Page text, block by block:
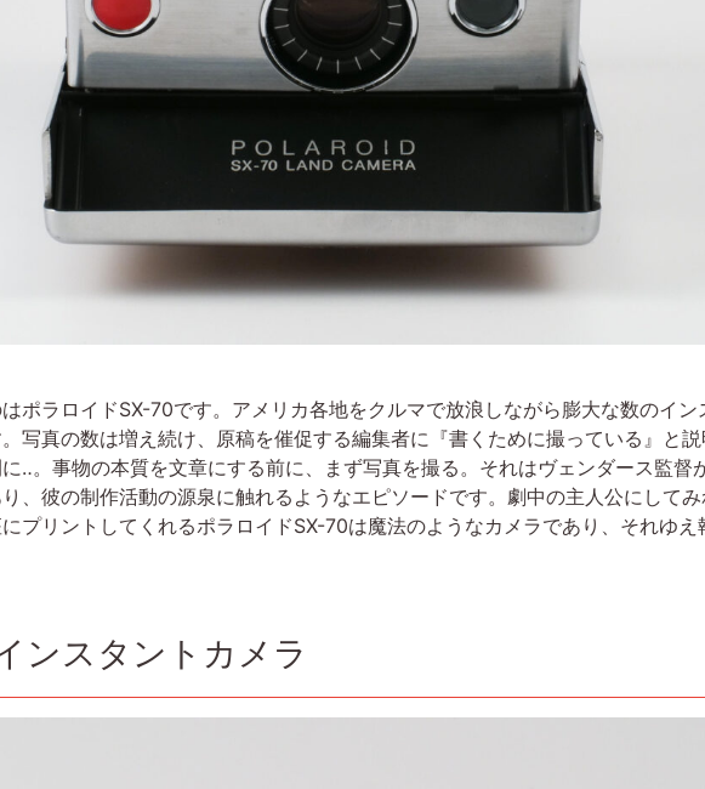
ポラロイドSX-70です。アメリカ各地をクルマで放浪しながら膨大な数のイ
写真の数は増え続け、原稿を催促する編集者に『書くために撮っている』と
‥。事物の本質を文章にする前に、まず写真を撮る。それはヴェンダース監督
、彼の制作活動の源泉に触れるようなエピソードです。劇中の主人公にして
プリントしてくれるポラロイドSX-70は魔法のようなカメラであり、それゆ
ンスタントカメラ